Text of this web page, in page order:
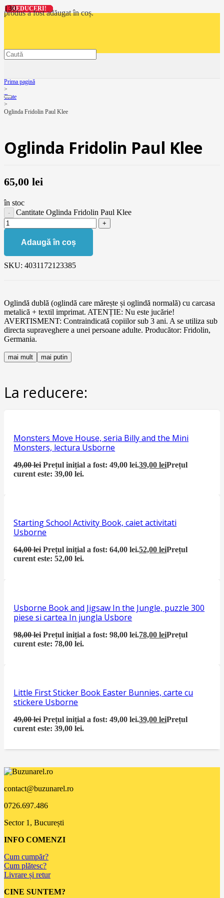
produsa fost adăugat în coș.
Prima pagină
>
Toate
>
Oglinda Fridolin Paul Klee
Oglinda Fridolin Paul Klee
65,00 lei
în stoc
Cantitate Oglinda Fridolin Paul Klee
Adaugă în coș
SKU: 4031172123385
Oglindă dublă (oglindă care mărește și oglindă normală) cu carcasa
metalică + textil imprimat. ATENȚIE: Nu este jucărie!
AVERTISMENT: Contraindicată copiilor sub 3 ani. A se utiliza sub
directa supraveghere a unei persoane adulte. Producător: Fridolin,
Germania.
mai mult mai putin
La reducere:
REDUCERI!
Monsters Move House, seria Billy and the Mini
Monsters, lectura Usborne
49,00lei Prețul inițial a fost: 49,00 lei.39,00leiPrețul
curent este: 39,00 lei.
REDUCERI!
Starting School Activity Book, caiet activitati
Usborne
64,00lei Prețul inițial a fost: 64,00 lei.52,00leiPrețul
curent este: 52,00 lei.
REDUCERI!
Usborne Book and Jigsaw In the Jungle, puzzle 300
piese si cartea In jungla Usbore
98,00lei Prețul inițial a fost: 98,00 lei.78,00leiPrețul
curent este: 78,00 lei.
REDUCERI!
Little First Sticker Book Easter Bunnies, carte cu
stickere Usborne
49,00lei Prețul inițial a fost: 49,00 lei.39,00leiPrețul
curent este: 39,00 lei.
contact@buzunarel.ro
0726.697.486
Sector 1, București
INFO COMENZI
Cum cumpăr?
Cum plătesc?
Livrare și retur
CINE SUNTEM?